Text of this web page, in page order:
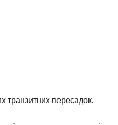
транзитних пересадок.